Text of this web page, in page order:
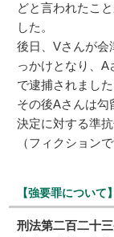
どと言われたこ
した。
後日、Vさんが会
っかけとなり、
で逮捕されました
その後Aさんは勾
決定に対する準
（フィクションで
【強要罪について】
刑法第二百二十